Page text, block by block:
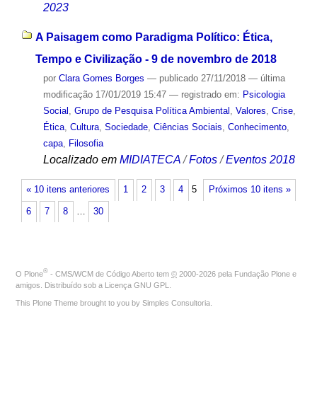
2023
A Paisagem como Paradigma Político: Ética,
Tempo e Civilização - 9 de novembro de 2018
por Clara Gomes Borges — publicado27/11/2018 — última
modificação17/01/2019 15:47 — registrado em: Psicologia
Social , Grupo de Pesquisa Política Ambiental , Valores, Crise,
Ética, Cultura, Sociedade, Ciências Sociais, Conhecimento,
capa, Filosofia
Localizado em MIDIATECA /Fotos /Eventos 2018
« 10 itens anteriores Próximos 10 itens »
1 2 3 4 5
6 7 8 … 30
O Plone® - CMS/WCM de Código Aberto tem © 2000-2026 pela Fundação Plone e
amigos. Distribuído sob a Licença GNU GPL
This Plone Theme brought to you by Simples Consultoria